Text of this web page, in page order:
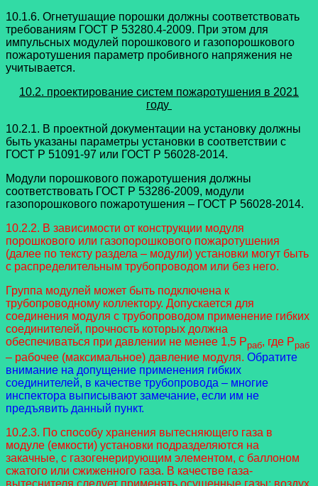
10.1.6. Огнетушащие порошки должны соответствовать
требованиям ГОСТ Р 53280.4-2009. При этом для
импульсных модулей порошкового и газопорошкового
пожаротушения параметр пробивного напряжения не
учитывается.
10.2. проектирование систем пожаротушения в 2021
году
10.2.1. В проектной документации на установку должны
быть указаны параметры установки в соответствии с
ГОСТ Р 51091-97 или ГОСТ Р 56028-2014.
Модули порошкового пожаротушения должны
соответствовать ГОСТ Р 53286-2009, модули
газопорошкового пожаротушения – ГОСТ Р 56028-2014.
10.2.2. В зависимости от конструкции модуля
порошкового или газопорошкового пожаротушения
(далее по тексту раздела – модули) установки могут быть
с распределительным трубопроводом или без него.
Группа модулей может быть подключена к
трубопроводному коллектору. Допускается для
соединения модуля с трубопроводом применение гибких
соединителей, прочность которых должна
обеспечиваться при давлении не менее 1,5 Pраб, где Pраб
– рабочее (максимальное) давление модуля. Обратите
внимание на допущение применения гибких
соединителей, в качестве трубопровода – многие
инспектора выписывают замечание, если им не
предъявить данный пункт.
10.2.3. По способу хранения вытесняющего газа в
модуле (емкости) установки подразделяются на
закачные, с газогенерирующим элементом, с баллоном
сжатого или сжиженного газа. В качестве газа-
вытеснителя следует применять осушенные газы: воздух